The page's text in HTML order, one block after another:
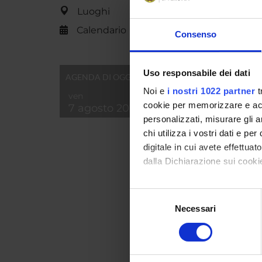
Consenso
Uso responsabile dei dati
Noi e i nostri 1022 partner
cookie per memorizzare e
personalizzati, misurare gli
chi utilizza i vostri dati e per
digitale in cui avete
dalla Dichiarazione sui
Con il tuo consenso,
raccogliere
digitali).
Necessari
Luoghi
Calendario
In
delle
delle
del
le